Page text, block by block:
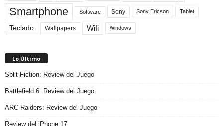
Smartphone Software Sony Sony Ericson Tablet
Teclado Wallpapers Wifi Windows
Lo Último
Split Fiction: Review del Juego
Battlefield 6: Review del Juego
ARC Raiders: Review del Juego
Review del iPhone 17